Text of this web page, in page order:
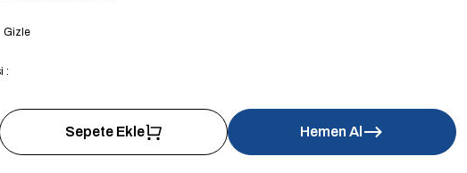
Gizle
:
Sepete Ekle Hemen Al